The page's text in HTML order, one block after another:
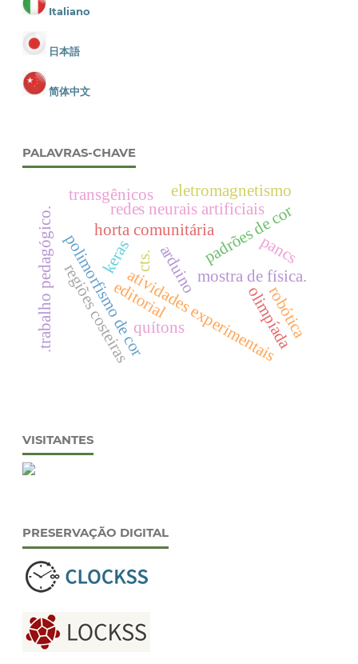
Italiano
日本語
简体中文
PALAVRAS-CHAVE
editorial
padrões de cor
atividades experimentais
mostra de física.
polimorfismo de corquítons
regiões costeiras olimpíada
robótica
redes neurais artificiais
keras
.trabalho pedagógico. horta comunitária
transgênicos
cts.
eletromagnetismo
arduino pancs
VISITANTES
PRESERVAÇÃO DIGITAL